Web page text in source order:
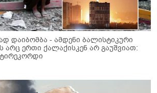
დაიბომბა - ამდენი ბალისტიკური
ერთი ქალაქისკენ არ გაუშვიათ: